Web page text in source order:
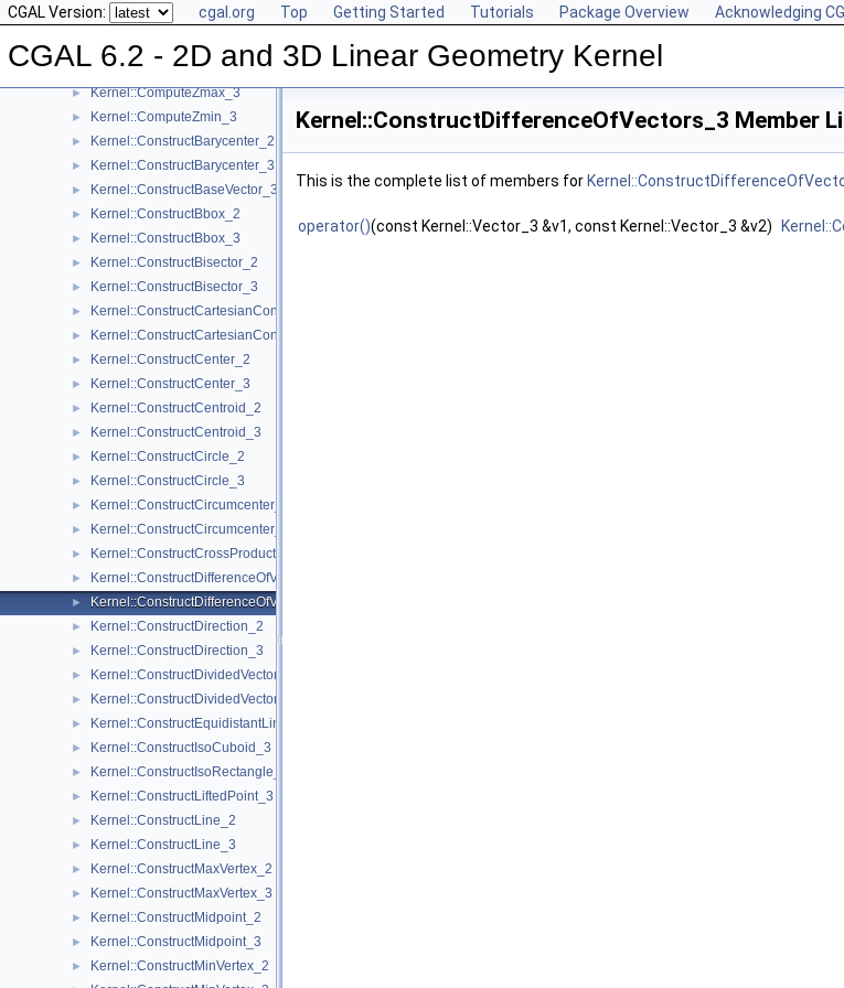
CGAL Version: cgal.org Top Getting Started Tutorials Package Overview Acknowledging
CGAL 6.2 - 2D and 3D Linear Geometry Kernel
► Kernel::ComputeYmin_2
► Kernel::ComputeYmin_3
► Kernel::ComputeZ_3
► Kernel::ComputeZmax_3
► Kernel::ComputeZmin_3
► Kernel::ConstructBarycenter_2
► Kernel::ConstructBarycenter_3
► Kernel::ConstructBaseVector_3
► Kernel::ConstructBbox_2
► Kernel::ConstructBbox_3
► Kernel::ConstructBisector_2
► Kernel::ConstructBisector_3
► Kernel::ConstructCartesianConstIterator_2
► Kernel::ConstructCartesianConstIterator_3
► Kernel::ConstructCenter_2
► Kernel::ConstructCenter_3
► Kernel::ConstructCentroid_2
► Kernel::ConstructCentroid_3
► Kernel::ConstructCircle_2
► Kernel::ConstructCircle_3
► Kernel::ConstructCircumcenter_2
► Kernel::ConstructCircumcenter_3
► Kernel::ConstructCrossProductVector_3
► Kernel::ConstructDifferenceOfVectors_2
► Kernel::ConstructDifferenceOfVectors_3
► Kernel::ConstructDirection_2
► Kernel::ConstructDirection_3
► Kernel::ConstructDividedVector_2
► Kernel::ConstructDividedVector_3
► Kernel::ConstructEquidistantLine_3
► Kernel::ConstructIsoCuboid_3
► Kernel::ConstructIsoRectangle_2
► Kernel::ConstructLiftedPoint_3
► Kernel::ConstructLine_2
► Kernel::ConstructLine_3
► Kernel::ConstructMaxVertex_2
► Kernel::ConstructMaxVertex_3
► Kernel::ConstructMidpoint_2
► Kernel::ConstructMidpoint_3
► Kernel::ConstructMinVertex_2
Kernel::ConstructDifferenceOfVectors_3 Member
This is the complete list of members for
operator()(const Kernel::Vector_3 &v1, const Kernel::Vector_3 &v2)